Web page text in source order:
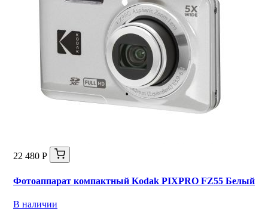
22 480 Р
Фотоаппарат компактный Kodak PIXPRO FZ55 Белый
В наличии